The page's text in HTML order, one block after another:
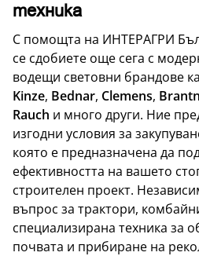
техника
С помощта на ИНТЕРАГРИ
се сдобиете още сега с
водещи световни брандове
Kinze, Bednar, Clemens,
Rauch и много други. Ние
изгодни условия за
която е предназначена да
ефективността на вашето
строителен проект.
въпрос за трактори,
специализирана техника за
почвата и прибиране на